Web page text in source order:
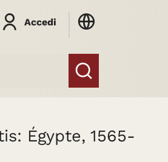
Accedi
Égypte, 1565-